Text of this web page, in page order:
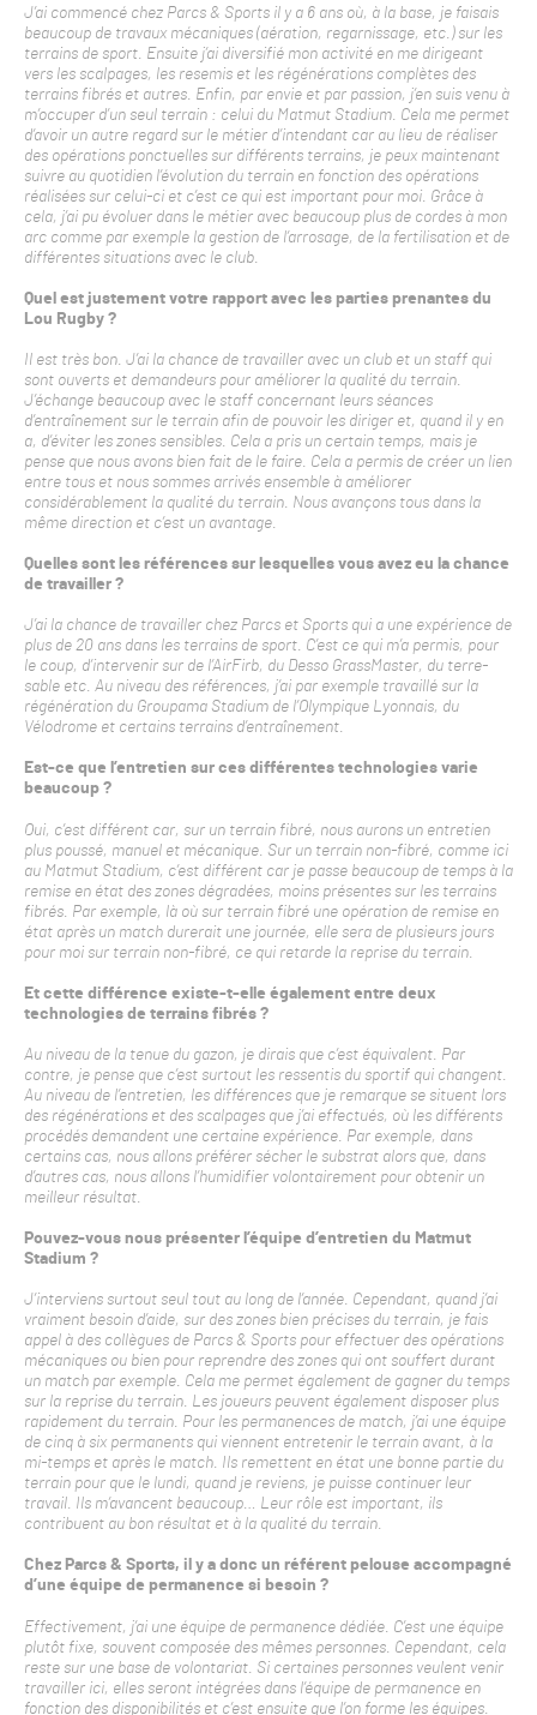
J’ai commencé chez Parcs & Sports il y a 6 ans où, à la base, je faisais
beaucoup de travaux mécaniques (aération, regarnissage, etc.) sur les
terrains de sport. Ensuite j’ai diversifié mon activité en me dirigeant
vers les scalpages, les resemis et les régénérations complètes des
terrains fibrés et autres. Enfin, par envie et par passion, j’en suis venu à
m’occuper d’un seul terrain : celui du Matmut Stadium. Cela me permet
d’avoir un autre regard sur le métier d’intendant car au lieu de réaliser
des opérations ponctuelles sur différents terrains, je peux maintenant
suivre au quotidien l’évolution du terrain en fonction des opérations
réalisées sur celui-ci et c’est ce qui est important pour moi. Grâce à
cela, j’ai pu évoluer dans le métier avec beaucoup plus de cordes à mon
arc comme par exemple la gestion de l’arrosage, de la fertilisation et de
différentes situations avec le club.
Quel est justement votre rapport avec les parties prenantes du
Lou Rugby ?
Il est très bon. J’ai la chance de travailler avec un club et un staff qui
sont ouverts et demandeurs pour améliorer la qualité du terrain.
J’échange beaucoup avec le staff concernant leurs séances
d’entraînement sur le terrain afin de pouvoir les diriger et, quand il y en
a, d’éviter les zones sensibles. Cela a pris un certain temps, mais je
pense que nous avons bien fait de le faire. Cela a permis de créer un lien
entre tous et nous sommes arrivés ensemble à améliorer
considérablement la qualité du terrain. Nous avançons tous dans la
même direction et c’est un avantage.
Quelles sont les références sur lesquelles vous avez eu la chance
de travailler ?
J’ai la chance de travailler chez Parcs et Sports qui a une expérience de
plus de 20 ans dans les terrains de sport. C’est ce qui m’a permis, pour
le coup, d’intervenir sur de l’AirFirb, du Desso GrassMaster, du terre-
sable etc. Au niveau des références, j’ai par exemple travaillé sur la
régénération du Groupama Stadium de l’Olympique Lyonnais, du
Vélodrome et certains terrains d’entraînement.
Est-ce que l’entretien sur ces différentes technologies varie
beaucoup ?
Oui, c’est différent car, sur un terrain fibré, nous aurons un entretien
plus poussé, manuel et mécanique. Sur un terrain non-fibré, comme ici
au Matmut Stadium, c’est différent car je passe beaucoup de temps à la
remise en état des zones dégradées, moins présentes sur les terrains
fibrés. Par exemple, là où sur terrain fibré une opération de remise en
état après un match durerait une journée, elle sera de plusieurs jours
pour moi sur terrain non-fibré, ce qui retarde la reprise du terrain.
Et cette différence existe-t-elle également entre deux
technologies de terrains fibrés ?
Au niveau de la tenue du gazon, je dirais que c’est équivalent. Par
contre, je pense que c’est surtout les ressentis du sportif qui changent.
Au niveau de l’entretien, les différences que je remarque se situent lors
des régénérations et des scalpages que j’ai effectués, où les différents
procédés demandent une certaine expérience. Par exemple, dans
certains cas, nous allons préférer sécher le substrat alors que, dans
d’autres cas, nous allons l’humidifier volontairement pour obtenir un
meilleur résultat.
Pouvez-vous nous présenter l’équipe d’entretien du Matmut
Stadium ?
J’interviens surtout seul tout au long de l’année. Cependant, quand j’ai
vraiment besoin d’aide, sur des zones bien précises du terrain, je fais
appel à des collègues de Parcs & Sports pour effectuer des opérations
mécaniques ou bien pour reprendre des zones qui ont souffert durant
un match par exemple. Cela me permet également de gagner du temps
sur la reprise du terrain. Les joueurs peuvent également disposer plus
rapidement du terrain. Pour les permanences de match, j’ai une équipe
de cinq à six permanents qui viennent entretenir le terrain avant, à la
mi-temps et après le match. Ils remettent en état une bonne partie du
terrain pour que le lundi, quand je reviens, je puisse continuer leur
travail. Ils m’avancent beaucoup… Leur rôle est important, ils
contribuent au bon résultat et à la qualité du terrain.
Chez Parcs & Sports, il y a donc un référent pelouse accompagné
d’une équipe de permanence si besoin ?
Effectivement, j’ai une équipe de permanence dédiée. C’est une équipe
plutôt fixe, souvent composée des mêmes personnes. Cependant, cela
reste sur une base de volontariat. Si certaines personnes veulent venir
travailler ici, elles seront intégrées dans l’équipe de permanence en
fonction des disponibilités et c’est ensuite que l’on forme les équipes.